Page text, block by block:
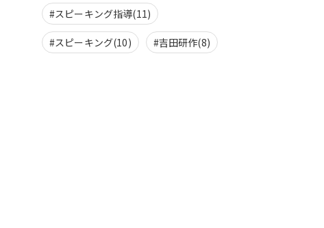
#スピーキング指導(11)
#スピーキング(10) #吉田研作(8)